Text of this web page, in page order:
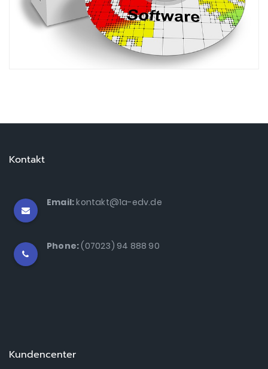
Software
Kontakt
Email:kontakt@1a-edv.de
Phone:(07023) 94 888 90
Kundencenter